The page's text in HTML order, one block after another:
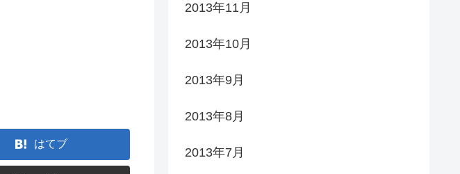
はてブ
2013年11月
2013年10月
2013年9月
2013年8月
2013年7月